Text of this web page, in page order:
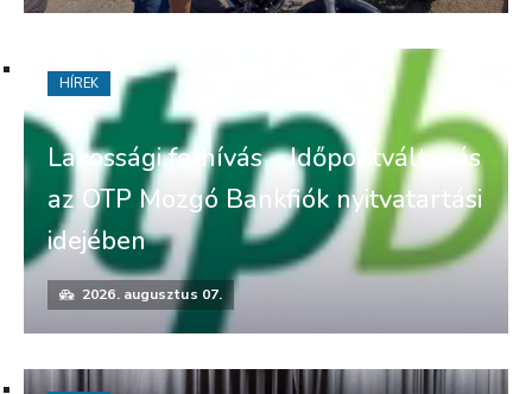
Lakossági felhívás – Időpontváltozás
az OTP Mozgó Bankfiók nyitvatartási
idejében
2026. augusztus 07.
HÍREK